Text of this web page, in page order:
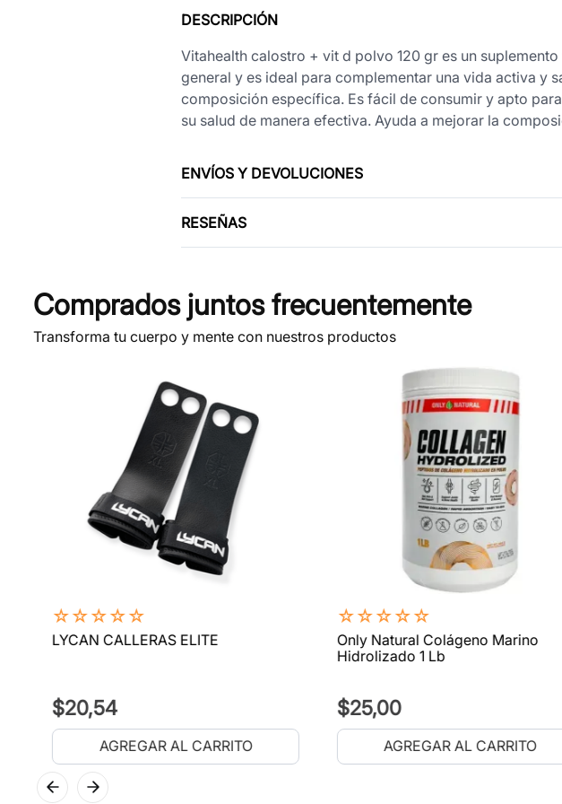
DESCRIPCIÓN
Vitahealth calostro + vit d polvo 120 gr es un
general y es ideal para complementar una vida activa y
composición específica. Es fácil de consumir y apto
su salud de manera efectiva. Ayuda a mejorar la
ENVÍOS Y DEVOLUCIONES
RESEÑAS
Comprados juntos frecuentemente
Transforma tu cuerpo y mente con nuestros productos
☆☆☆☆☆
LYCAN CALLERAS ELITE
$20,54
AGREGAR AL CARRITO
☆☆☆☆☆
Only Natural Colágeno Marino
Hidrolizado 1 Lb
$25,00
AGREGAR AL CARRITO